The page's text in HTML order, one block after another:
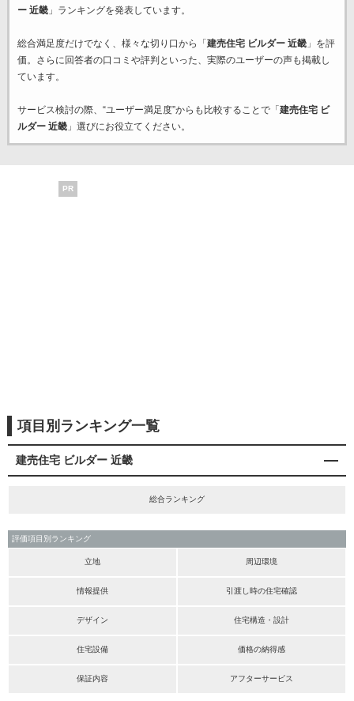
ー 近畿」ランキングを発表しています。
総合満足度だけでなく、様々な切り口から「 建売住宅 ビルダー 近畿」を評
価。さらに回答者の口コミや評判といった、実際のユーザーの声も掲載し
ています。
サービス検討の際、“ユーザー満足度”からも比較することで「 建売住宅 ビ
ルダー 近畿」選びにお役立てください。
PR
項目別ランキング一覧
建売住宅 ビルダー 近畿
総合ランキング
評価項目別ランキング
立地 周辺環境
情報提供 引渡し時の住宅確認
デザイン 住宅構造・設計
住宅設備 価格の納得感
保証内容 アフターサービス